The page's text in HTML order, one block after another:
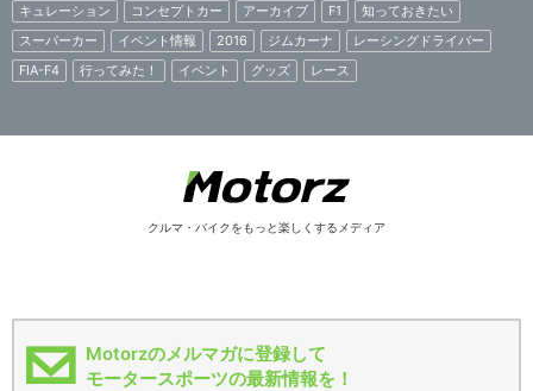
キュレーション
コンセプトカー アーカイブ F1
知っておきたい
スーパーカー
イベント情報 2016 ジムカーナ
レーシングドライバー
FIA-F4
行ってみた！ イベント グッズ レース
クルマ・バイクをもっと楽しくするメディア
Motorzのメルマガに登録して
モータースポーツの最新情報を！